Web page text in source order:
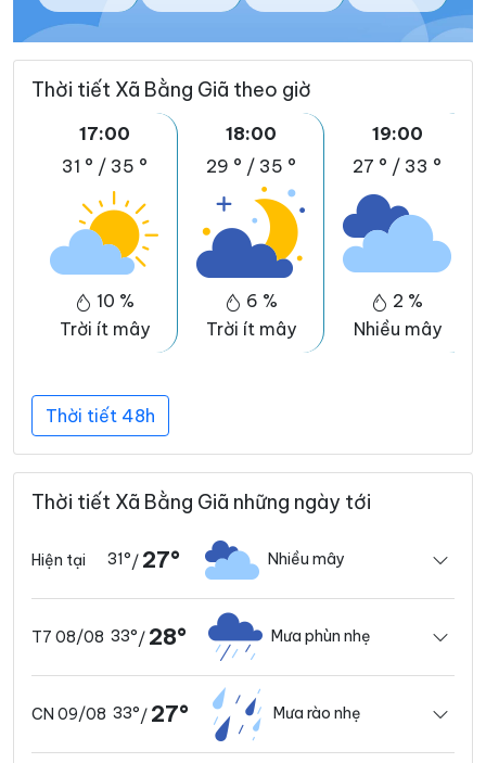
Thời tiết Xã Bằng Giã theo giờ
17:00
31 ° / 35 °
10 %
Trời ít mây
18:00
29 ° / 35 °
6 %
Trời ít mây
19:00
27 ° / 33 °
2 %
Nhiều mây
Thời tiết 48h
Thời tiết Xã Bằng Giã những ngày tới
Hiện tại 31°/ 27° Nhiều mây
T7 08/08 33°/ 28° Mưa phùn nhẹ
CN 09/08 33°/ 27° Mưa rào nhẹ